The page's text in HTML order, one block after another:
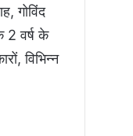
गोविंद
2 वर्ष के
विभिन्न